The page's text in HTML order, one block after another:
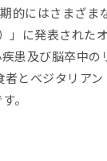
にはさまざま
に発表された
患及び脳卒中
とベジタリア
。